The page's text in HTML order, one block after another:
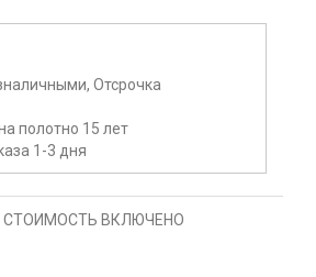
Отсрочка
полотно 15 лет
1-3 дня
СТОИМОСТЬ ВКЛЮЧЕНО